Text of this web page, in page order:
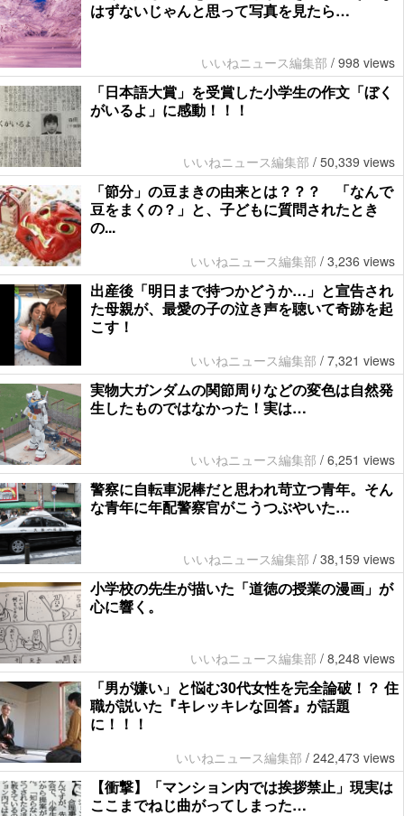
はずないじゃんと思って写真を見たら…
いいねニュース編集部 / 998 views
「日本語大賞」を受賞した小学生の作文「ぼく
がいるよ」に感動！！！
いいねニュース編集部 / 50,339 views
「節分」の豆まきの由来とは？？？ 「なんで
豆をまくの？」と、子どもに質問されたとき
の...
いいねニュース編集部 / 3,236 views
出産後「明日まで持つかどうか…」と宣告され
た母親が、最愛の子の泣き声を聴いて奇跡を起
こす！
いいねニュース編集部 / 7,321 views
実物大ガンダムの関節周りなどの変色は自然発
生したものではなかった！実は…
いいねニュース編集部 / 6,251 views
警察に自転車泥棒だと思われ苛立つ青年。そん
な青年に年配警察官がこうつぶやいた…
いいねニュース編集部 / 38,159 views
小学校の先生が描いた「道徳の授業の漫画」が
心に響く。
いいねニュース編集部 / 8,248 views
「男が嫌い」と悩む30代女性を完全論破！？ 住
職が説いた『キレッキレな回答』が話題
に！！！
いいねニュース編集部 / 242,473 views
【衝撃】「マンション内では挨拶禁止」現実は
ここまでねじ曲がってしまった…